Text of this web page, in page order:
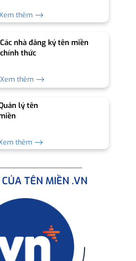
thêm ⟶
Các nhà đăng ký tên miền
chính thức
Xem thêm ⟶
lý tên
thêm ⟶
TÊN MIỀN .VN